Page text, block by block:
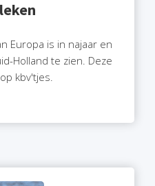
Europa is in najaar en
Holland te zien. Deze
kbv'tjes.